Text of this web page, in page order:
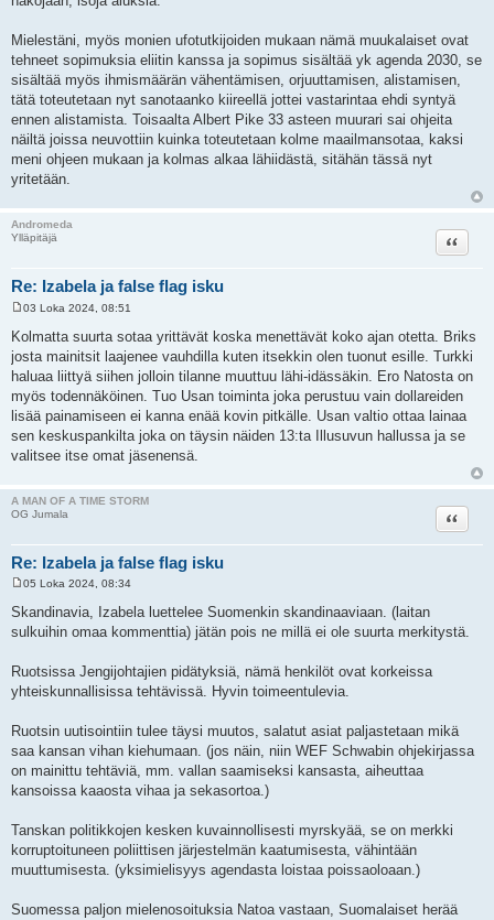
Mielestäni, myös monien ufotutkijoiden mukaan nämä muukalaiset ovat
tehneet sopimuksia eliitin kanssa ja sopimus sisältää yk agenda 2030, se
sisältää myös ihmismäärän vähentämisen, orjuuttamisen, alistamisen,
tätä toteutetaan nyt sanotaanko kiireellä jottei vastarintaa ehdi syntyä
ennen alistamista. Toisaalta Albert Pike 33 asteen muurari sai ohjeita
näiltä joissa neuvottiin kuinka toteutetaan kolme maailmansotaa, kaksi
meni ohjeen mukaan ja kolmas alkaa lähiidästä, sitähän tässä nyt
yritetään.
Andromeda
Ylläpitäjä
Re: Izabela ja false flag isku
Lainaa
e
s
i
03 Loka 2024, 08:51
Kolmatta suurta sotaa yrittävät koska menettävät koko ajan otetta. Briks
josta mainitsit laajenee vauhdilla kuten itsekkin olen tuonut esille. Turkki
haluaa liittyä siihen jolloin tilanne muuttuu lähi-idässäkin. Ero Natosta on
myös todennäköinen. Tuo Usan toiminta joka perustuu vain dollareiden
lisää painamiseen ei kanna enää kovin pitkälle. Usan valtio ottaa lainaa
sen keskuspankilta joka on täysin näiden 13:ta Illusuvun hallussa ja se
valitsee itse omat jäsenensä.
A MAN OF A TIME STORM
OG Jumala
Re: Izabela ja false flag isku
Lainaa
e
s
05 Loka 2024, 08:34
Skandinavia, Izabela luettelee Suomenkin skandinaaviaan. (laitan
sulkuihin omaa kommenttia) jätän pois ne millä ei ole suurta merkitystä.
Ruotsissa Jengijohtajien pidätyksiä, nämä henkilöt ovat korkeissa
yhteiskunnallisissa tehtävissä. Hyvin toimeentulevia.
Ruotsin uutisointiin tulee täysi muutos, salatut asiat paljastetaan mikä
saa kansan vihan kiehumaan. (jos näin, niin WEF Schwabin ohjekirjassa
on mainittu tehtäviä, mm. vallan saamiseksi kansasta, aiheuttaa
kansoissa kaaosta vihaa ja sekasortoa.)
Tanskan politikkojen kesken kuvainnollisesti myrskyää, se on merkki
korruptoituneen poliittisen järjestelmän kaatumisesta, vähintään
muuttumisesta. (yksimielisyys agendasta loistaa poissaoloaan.)
Suomessa paljon mielenosoituksia Natoa vastaan, Suomalaiset herää